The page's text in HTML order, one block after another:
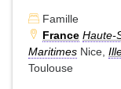
Famille
France Haute-
Maritimes Nice,
Toulouse